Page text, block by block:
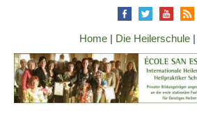
Home| Die Heilerschule|